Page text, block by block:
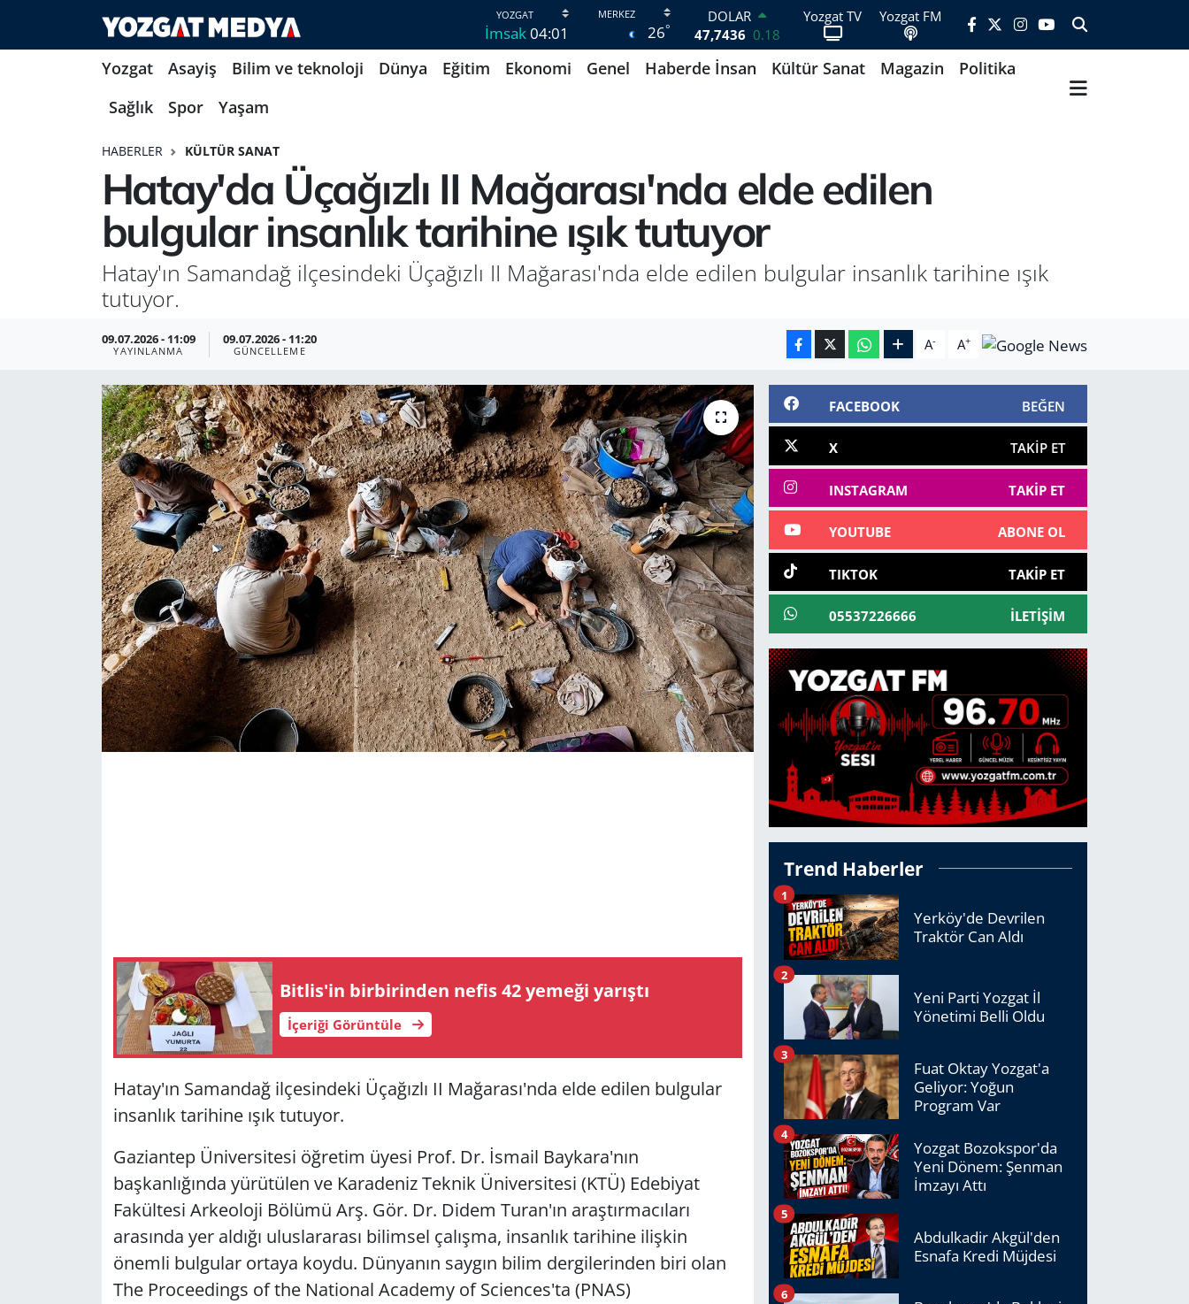
İmsak04:01 26°
DOLAR
47,7436 0.18
EURO
55,2510 0.32
13.779 -14
BITCOIN
Yozgat TV Yozgat FM
Yozgat Asayiş Bilim ve teknoloji Dünya Eğitim Ekonomi Genel Haberde İnsan Kültür Sanat Magazin
Politika
Sağlık
Spor Yaşam
HABERLER KÜLTÜR SANAT
Hatay'da Üçağızlı II Mağarası'nda elde edilen
bulgular insanlık tarihine ışık tutuyor
Hatay'ın Samandağ ilçesindeki Üçağızlı II Mağarası'nda elde edilen bulgular insanlık tarihine ışık
tutuyor.
09.07.2026 - 11:09
YAYINLANMA
09.07.2026 - 11:20
GÜNCELLEME A- A+
Bitlis'in birbirinden nefis 42 yemeği yarıştı
İçeriği Görüntüle
Hatay'ın Samandağ ilçesindeki Üçağızlı II Mağarası'nda elde edilen bulgular
insanlık tarihine ışık tutuyor.
Gaziantep Üniversitesi öğretim üyesi Prof. Dr. İsmail Baykara'nın
başkanlığında yürütülen ve Karadeniz Teknik Üniversitesi (KTÜ) Edebiyat
Fakültesi Arkeoloji Bölümü Arş. Gör. Dr. Didem Turan'ın araştırmacıları
arasında yer aldığı uluslararası bilimsel çalışma, insanlık tarihine ilişkin
önemli bulgular ortaya koydu. Dünyanın saygın bilim dergilerinden biri olan
The Proceedings of the National Academy of Sciences'ta (PNAS)
FACEBOOK BEĞEN
X TAKIP ET
INSTAGRAM TAKIP ET
YOUTUBE ABONE OL
TIKTOK TAKIP ET
05537226666 İLETIŞIM
Trend Haberler
Yerköy'de Devrilen
Traktör Can Aldı
1
Yeni Parti Yozgat İl
Yönetimi Belli Oldu
2
Fuat Oktay Yozgat'a
Geliyor: Yoğun
Program Var
3
Yozgat Bozokspor'da
Yeni Dönem: Şenman
İmzayı Attı
4
Abdulkadir Akgül'den
Esnafa Kredi Müjdesi
5
6